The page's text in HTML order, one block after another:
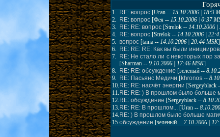
1. RE: вопрос [Uran -- 15.10.2006 | 18:9
2.
RE: вопрос [Фея -- 15.10.2006 | 0:37
3.
RE: RE: вопрос [Strelok -- 14.10.2006 |
4.
RE: вопрос [Strelok -- 14.10.2006 |
5. вопрос [taina -- 14.10.2006 | 20:44 MSK]
6.
RE: RE: RE: Как вы были
7.
RE: Не стало ли с некоторых пор
[Sharman -- 9.10.2006 | 17:46 MSK]
8.
RE: RE: обсуждение [зеленый --
9.
RE: Пасьянс Медичи [khronos --
10. RE: RE: насчёт энергии [Sergeyblack
11. RE: RE: ) В прошлом было больше
12. RE: обсуждение [Sergeyblack --
13. RE: RE: В прошлом... [Uran --
14. RE: ) В прошлом было больше
15.обсуждение [зеленый -- 7.10.2006 |